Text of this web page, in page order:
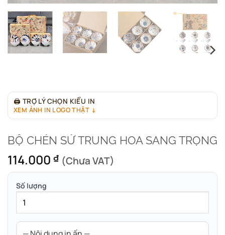
🖨 TRỢ LÝ CHỌN KIỂU IN
XEM ẢNH IN LOGO THẬT ↓
BỘ CHÉN SỨ TRUNG HOA SANG TRỌNG
114.000 ₫ (Chưa VAT)
Số lượng